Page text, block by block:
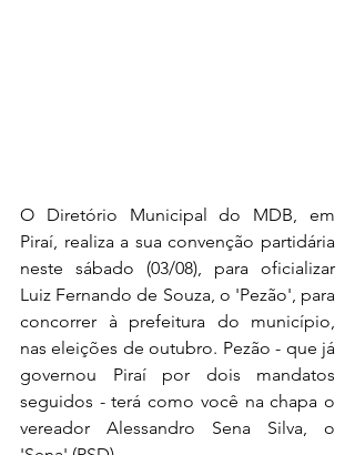
O Diretório Municipal do MDB, em
Piraí, realiza a sua convenção partidária
neste sábado (03/08), para oficializar
Luiz Fernando de Souza, o 'Pezão', para
concorrer à prefeitura do município,
nas eleições de outubro. Pezão - que já
governou Piraí por dois mandatos
seguidos - terá como você na chapa o
vereador Alessandro Sena Silva, o